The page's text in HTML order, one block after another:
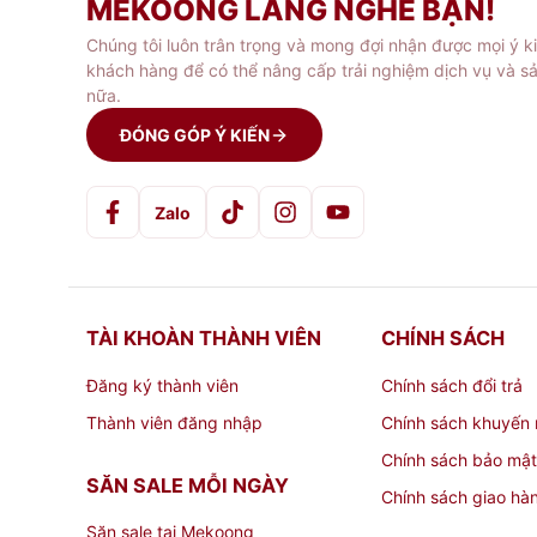
Khi sử dụngbình lọc trà Lock&Lock, bạn nên
Đối với những chiếc bình mới mua về, bạn
sử dụng an toàn hơn.
Chỉ nên đổ một lượng nước vừa phải vào
làm bạn bị bỏng. Ngoài ra bạn cũng không
độ nước giảm nhanh hơn.
Không chứa nước nóng hoặc lạnh thay
Nếu muốn làm điều này, bạn nên sử dụng
MEKOONG LẮNG NGHE BẠN!
Chúng tôi luôn trân trọng và mong đợi nhận được mọi ý
khách hàng để có thể nâng cấp trải nghiệm dịch vụ và
nữa.
ĐÓNG GÓP Ý KIẾN
Zalo
TÀI KHOÀN THÀNH VIÊN
Đăng ký thành viên
Thành viên đăng nhập
SĂN SALE MỖI NGÀY
Săn sale tại Mekoong
CHÍNH SÁCH
Chính sách đổi trả
Chính sách khuyến
Chính sách bảo mật
Chính sách giao